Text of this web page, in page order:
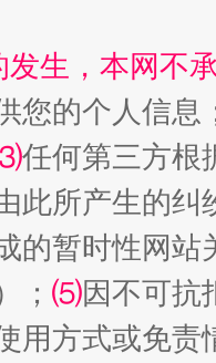
生
发生，本网不
您的个人信息
任何第三方根
此所产生的纠
的暂时性网
； ⑸因不可抗
用方式或免责